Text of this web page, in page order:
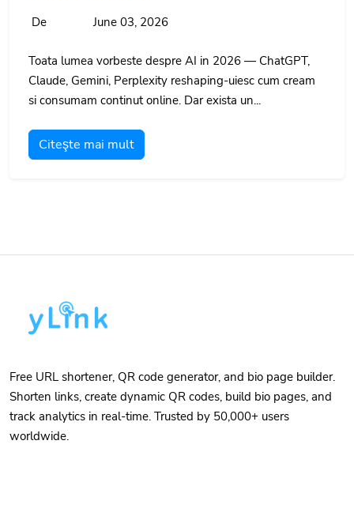
De June 03, 2026
Toata lumea vorbeste despre AI in 2026 — ChatGPT,
Claude, Gemini, Perplexity reshaping-uiesc cum cream
si consumam continut online. Dar exista un...
Citeşte mai mult
Free URL shortener, QR code generator, and bio page builder.
Shorten links, create dynamic QR codes, build bio pages, and
track analytics in real-time. Trusted by 50,000+ users
worldwide.